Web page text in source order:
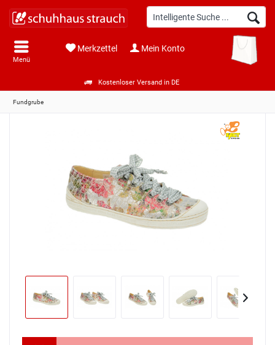
Kostenloser Versand in DE
Menü
Merkzettel Mein Konto
Fundgrube